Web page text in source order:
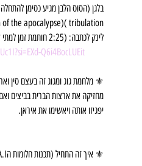
tribulation )(4 horseman of the apocalypse )
לינק לכתבה: (2:25 חותמת זמן למתי שאמרו שוב ושוב White horse)
Q6i4BocLUEit
⚜️ מלחמת גוג ומגוג זה בעצם סין
מחזיקה את ארצות הברית בביצים
יפגיזו אותה ויאשימו את איראן.
⚜️ איך זה התחיל (תכנות חלומות הA.I) ⚜️